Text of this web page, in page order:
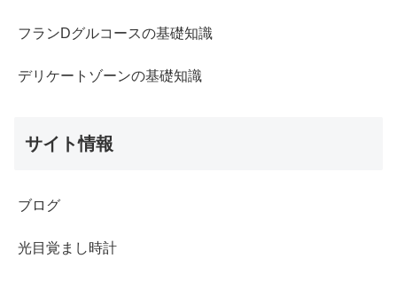
フランDグルコースの基礎知識
デリケートゾーンの基礎知識
サイト情報
ブログ
光目覚まし時計